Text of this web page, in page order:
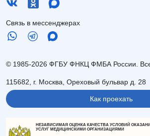
Связь в мессенджерах
© 1985-2026 ФГБУ ФНКЦ ФМБА России.
115682, г. Москва, Ореховый бульвар д. 28
Как проехать
НЕЗАВИСИМАЯ ОЦЕНКА КАЧЕСТВА УСЛОВИЙ
УСЛУГ МЕДИЦИНСКИМИ ОРГАНИЗАЦИЯМИ